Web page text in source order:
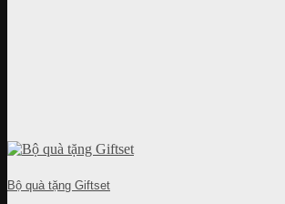
Bộ quà tặng Giftset